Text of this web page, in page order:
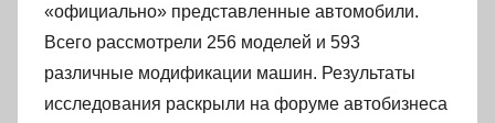
«официально» представленные автомобили.
Всего рассмотрели 256 моделей и 593
различные модификации машин. Результаты
исследования раскрыли на форуме автобизнеса